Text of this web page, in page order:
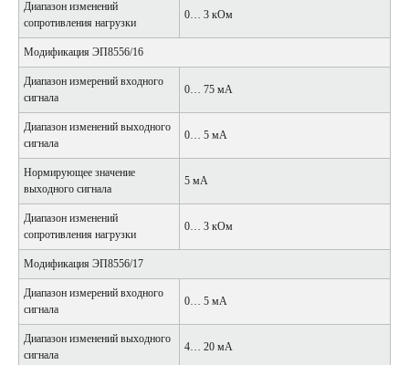
Диапазон изменений
сопротивления нагрузки
0… 3 кОм
Модификация ЭП8556/16
Диапазон измерений входного
сигнала
0… 75 мА
Диапазон изменений выходного
сигнала
0… 5 мА
Нормирующее значение
выходного сигнала
5 мА
Диапазон изменений
сопротивления нагрузки
0… 3 кОм
Модификация ЭП8556/17
Диапазон измерений входного
сигнала
0… 5 мА
Диапазон изменений выходного
сигнала
4… 20 мА